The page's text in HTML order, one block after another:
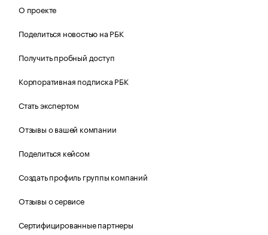
О проекте
Поделиться новостью на РБК
Получить пробный доступ
Корпоративная подписка РБК
Стать экспертом
Отзывы о вашей компании
Поделиться кейсом
Создать профиль группы компаний
Отзывы о сервисе
Сертифицированные партнеры